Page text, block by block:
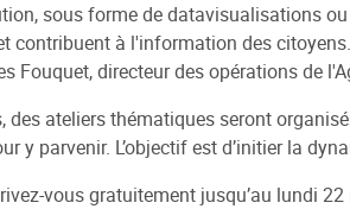
sous forme de datavisualisations
contribuent à l'information des
Fouquet, directeur des opérations de
des ateliers thématiques seront
y parvenir. L’objectif est d’initier la
vous gratuitement jusqu’au lundi 22